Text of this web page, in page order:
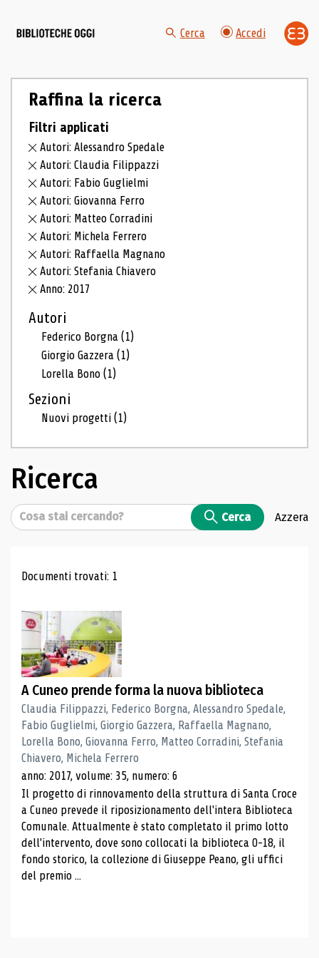
Cerca Accedi
Raffina la ricerca
Filtri applicati
Autori: Alessandro Spedale
Autori: Claudia Filippazzi
Autori: Fabio Guglielmi
Autori: Giovanna Ferro
Autori: Matteo Corradini
Autori: Michela Ferrero
Autori: Raffaella Magnano
Autori: Stefania Chiavero
Anno: 2017
Autori
Federico Borgna(1)
Giorgio Gazzera(1)
Lorella Bono(1)
Sezioni
Nuovi progetti(1)
Ricerca
Cerca Cerca Azzera
Risultati di ricerca
Documenti trovati: 1
A Cuneo prende forma la nuova biblioteca
Claudia Filippazzi, Federico Borgna, Alessandro Spedale,
Fabio Guglielmi, Giorgio Gazzera, Raffaella Magnano,
Lorella Bono, Giovanna Ferro, Matteo Corradini, Stefania
Chiavero, Michela Ferrero
anno: 2017, volume: 35, numero: 6
Il progetto di rinnovamento della struttura di Santa Croce
a Cuneo prevede il riposizionamento dell'intera Biblioteca
Comunale. Attualmente è stato completato il primo lotto
dell'intervento, dove sono collocati la biblioteca 0-18, il
fondo storico, la collezione di Giuseppe Peano, gli uffici
del premio ...